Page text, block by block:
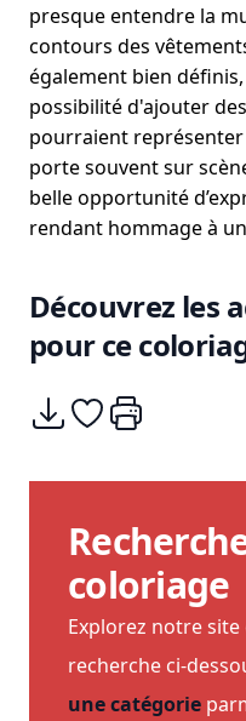
presque entendre la
contours des
également bien
possibilité d'ajouter
pourraient représenter
porte souvent sur
belle opportunité
rendant hommage à
Découvrez les
pour ce
Télécharger
Ajouter à mes
Imprimer
coloriage
Explorez notre
recherche ci-
une catégorie